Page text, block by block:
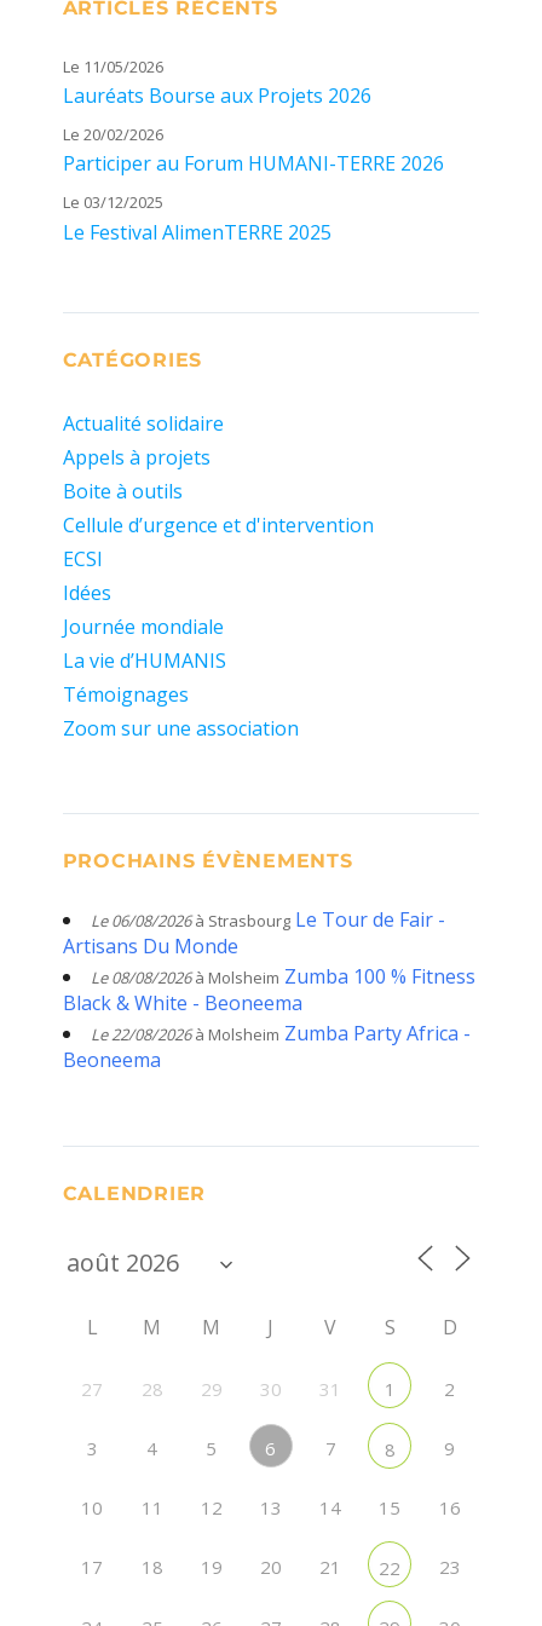
ARTICLES RÉCENTS
Le 11/05/2026
Lauréats Bourse aux Projets 2026
Le 20/02/2026
Participer au Forum HUMANI-TERRE 2026
Le 03/12/2025
Le Festival AlimenTERRE 2025
CATÉGORIES
Actualité solidaire
Appels à projets
Boite à outils
Cellule d’urgence et d'intervention
ECSI
Idées
Journée mondiale
La vie d’HUMANIS
Témoignages
Zoom sur une association
PROCHAINS ÉVÈNEMENTS
Le 06/08/2026à Strasbourg Le Tour de Fair -
Artisans Du Monde
Le 08/08/2026à Molsheim Zumba 100 % Fitness
Black & White - Beoneema
Le 22/08/2026à Molsheim Zumba Party Africa -
Beoneema
CALENDRIER
L M M J V S D
27 28 29 30 31 1 2
3 4 5 6 7 8 9
10 11 12 13 14 15 16
17 18 19 20 21 22 23